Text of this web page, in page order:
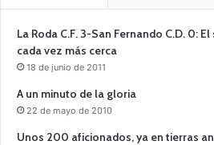
La Roda C.F. 3-San Fernando C.D. 0:
cada vez más cerca
18 de junio de 2011
A un minuto de la gloria
22 de mayo de 2010
Unos 200 aficionados, ya en tierras